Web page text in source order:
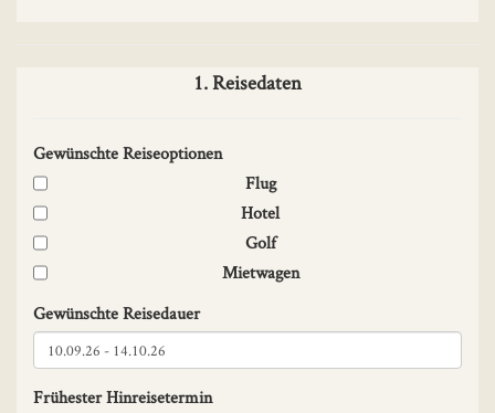
1. Reisedaten
Gewünschte Reiseoptionen
Flug
Hotel
Golf
Mietwagen
Gewünschte Reisedauer
Frühester Hinreisetermin